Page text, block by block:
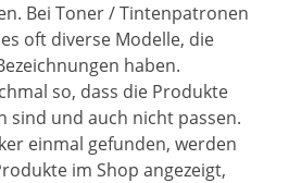
Bei Toner / Tintenpatronen
oft diverse Modelle, die
haben.
so, dass die Produkte
sind und auch nicht passen.
einmal gefunden, werden
im Shop angezeigt,